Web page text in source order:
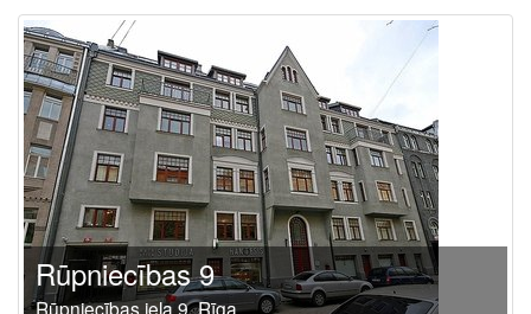
Rūpniecības 9
Rūpniecības iela 9, Rīga